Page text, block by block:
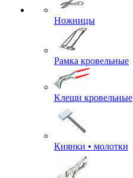
Ножницы
Рамка кровельные
Клещи кровельные
Киянки • молотки